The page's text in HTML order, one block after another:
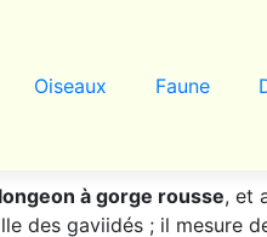
Oiseaux Faune
à gorge rousse, et
des gaviidés ; il mesure